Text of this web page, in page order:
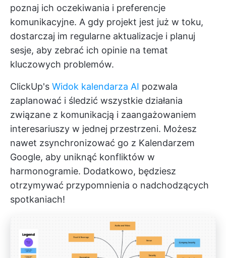
poznaj ich oczekiwania i preferencje
komunikacyjne. A gdy projekt jest już w toku,
dostarczaj im regularne aktualizacje i planuj
sesje, aby zebrać ich opinie na temat
kluczowych problemów.
ClickUp's Widok kalendarza AI pozwala
zaplanować i śledzić wszystkie działania
związane z komunikacją i zaangażowaniem
interesariuszy w jednej przestrzeni. Możesz
nawet zsynchronizować go z Kalendarzem
Google, aby uniknąć konfliktów w
harmonogramie. Dodatkowo, będziesz
otrzymywać przypomnienia o nadchodzących
spotkaniach!